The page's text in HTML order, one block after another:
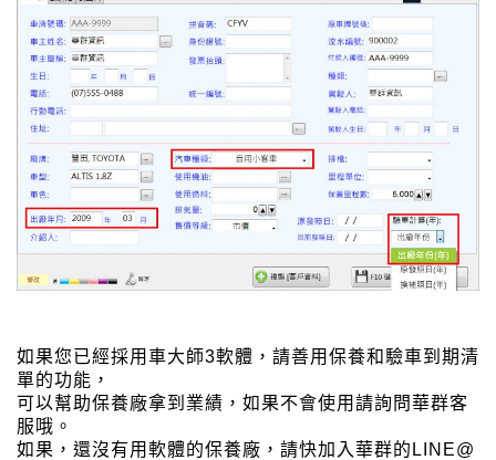
如果您已經採用車大師3軟體，請善用保養和驗車到期清
單的功能，
可以幫助保養廠拿到業績，如果不會使用請詢問華群客
服哦。
如果，還沒有用軟體的保養廠，請快加入華群的LINE@